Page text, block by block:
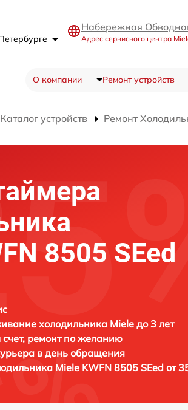
Набережная
Адрес сервисного центра
О компании Ремонт устройств
Каталог устройств Ремонт
8505 SEed
холодильника Miele до 3 лет
ремонт по желанию
в день обращения
Miele KWFN 8505 SEed от